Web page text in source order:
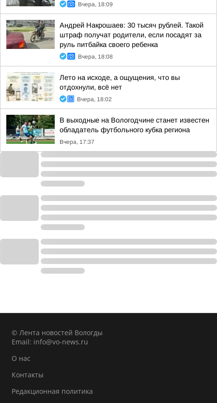
Вчера, 18:09
Андрей Накрошаев: 30 тысяч рублей. Такой
штраф получат родители, если посадят за
руль питбайка своего ребенка
Вчера, 18:08
Лето на исходе, а ощущения, что вы
отдохнули, всё нет
Вчера, 18:02
В выходные на Вологодчине станет известен
обладатель футбольного кубка региона
Вчера, 17:37
© Лента новостей Вологды
Email: info@vo-news.ru
О нас
Контакты
Редакционная политика